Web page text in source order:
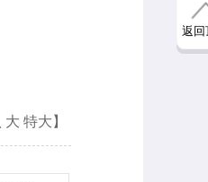
大 特大 】
返回